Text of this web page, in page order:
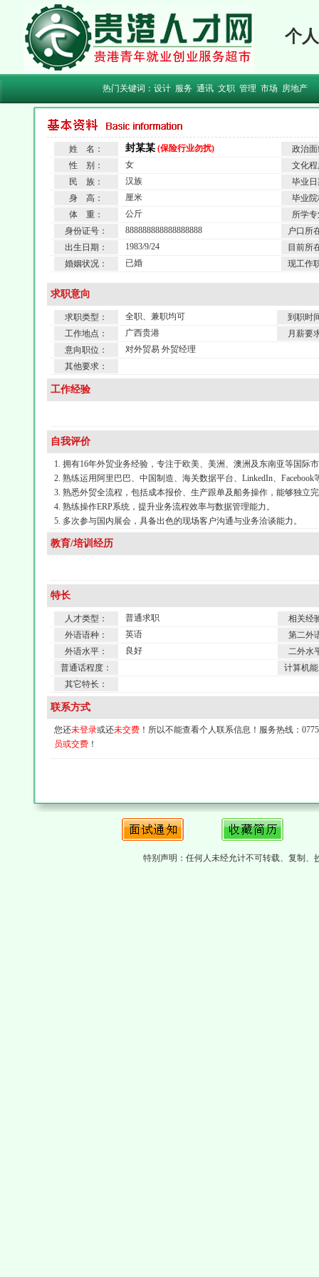
个
热门关键词： 设计 服务 通讯 文职 管理 市场 房地产
姓 名： 封某某 (保险行业勿扰)
政治
性 别：
女
文化
民 族：
汉族
毕业
身 高：
厘米
毕业
体 重：
公斤
所学
身份证号：
888888888888888888
户口所
出生日期：
1983/9/24
目前所
婚姻状况：
已婚 现工作
求职意向
求职类型： 全职、兼职均可
到职时
工作地点：
广西贵港
月薪要
意向职位：
对外贸易 外贸经理
其他要求：
工作经验
自我评价
1. 拥有16年外贸业务经验，专注于欧美、美洲、澳洲及东南亚等国
2. 熟练运用阿里巴巴、中国制造、海关数据平台、LinkedIn、
3. 熟悉外贸全流程，包括成本报价、生产跟单及船务操作，能够独立
4. 熟练操作ERP系统，提升业务流程效率与数据管理能力。
5. 多次参与国内展会，具备出色的现场客户沟通与业务洽谈能力。
教育/培训经历
特长
人才类型： 普通求职
相关经
外语语种：
英语
第二外
外语水平：
良好
二外水
普通话程度：
计算机
其它特长：
联系方式
您还未登录或还未交费 ！所以不能查看个人联系信息！服务热线：
员或交费 ！
特别声明：任何人未经允计不可转载、复制